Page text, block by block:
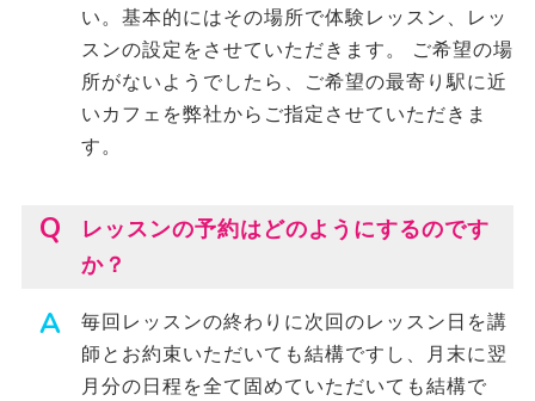
い。基本的にはその場所で体験レッスン、レッ
スンの設定をさせていただきます。 ご希望の場
所がないようでしたら、ご希望の最寄り駅に近
いカフェを弊社からご指定させていただきま
す。
レッスンの予約はどのようにするのです
か？
毎回レッスンの終わりに次回のレッスン日を講
師とお約束いただいても結構ですし、月末に翌
月分の日程を全て固めていただいても結構で